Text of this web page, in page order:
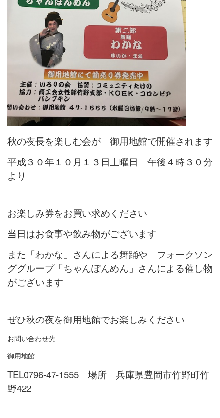
秋の夜長を楽しむ会が 御用地館で開催されます
平成３０年１０月１３日土曜日 午後４時３０分
より
お楽しみ券をお買い求めください
当日はお食事や飲み物がございます
また「わかな」さんによる舞踊や フォークソン
ググループ「ちゃんぽんめん」さんによる催し物
がございます
ぜひ秋の夜を御用地館でお楽しみください
お問い合わせ先
御用地館
TEL0796-47-1555 場所 兵庫県豊岡市竹野町竹
野422